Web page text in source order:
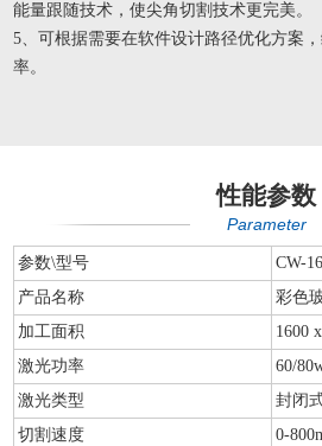
能量跟随技术，使尖角切割技术更完美。
5、可根据需要在软件设计路径优化方案
率。
性能参数
Parameter
参数\型号
CW-
产品名称
彩色
加工面积
1600
激光功率
60/
激光类型
封闭
切割速度
0-